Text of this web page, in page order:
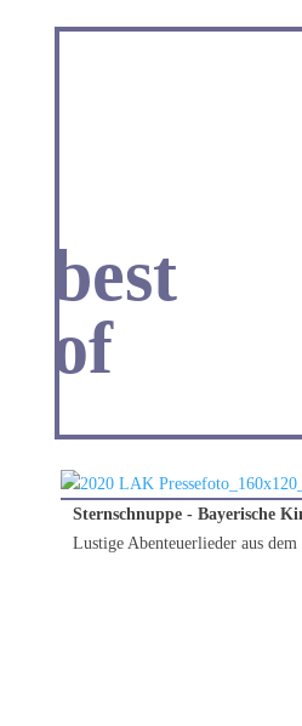
best
of
Sternschnuppe - Bayerische
Lustige Abenteuerlieder aus